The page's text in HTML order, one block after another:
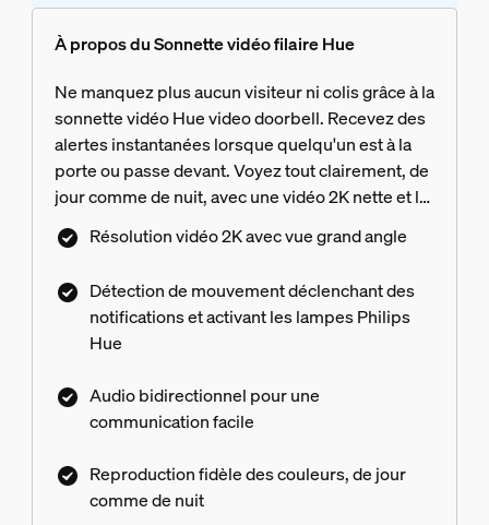
À propos du Sonnette vidéo filaire Hue
Ne manquez plus aucun visiteur ni colis grâce à la
sonnette vidéo Hue video doorbell. Recevez des
alertes instantanées lorsque quelqu'un est à la
porte ou passe devant. Voyez tout clairement, de
jour comme de nuit, avec une vidéo 2K nette et la
technologie Starlight. Utilisez la conversation
bidirectionnelle pour communiquer de n'importe
Activez vos lampes Philips Hue grâce à la
détection de mouvement, afin d'améliorer votre
sécurité visuelle. Nécessite un transformateur
Résolution vidéo 2K avec vue grand angle
Détection de mouvement déclenchant des
notifications et activant les lampes Philips
Hue
Audio bidirectionnel pour une
communication facile
Reproduction fidèle des couleurs, de jour
comme de nuit